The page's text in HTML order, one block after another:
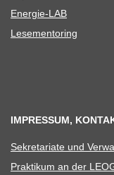
Ener­­gie-LAB
Lese­men­to­ring
IMPRESSUM,
Sekre­ta­riate und
Prak­ti­kum an der